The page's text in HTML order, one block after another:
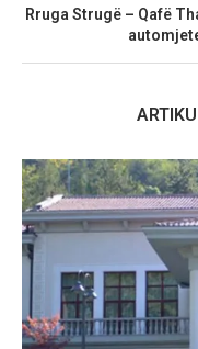
Rruga Strugë – Qafë